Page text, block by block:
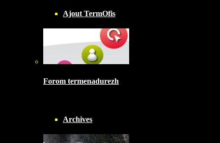
Ajout TermOfis
Forom termenadurezh
Archives